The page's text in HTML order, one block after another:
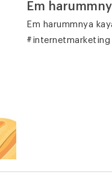
Em
Em harummnya